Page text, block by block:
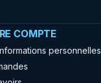
COMPTE
personnelles